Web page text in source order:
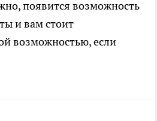
появится возможность
и вам стоит
возможностью, если